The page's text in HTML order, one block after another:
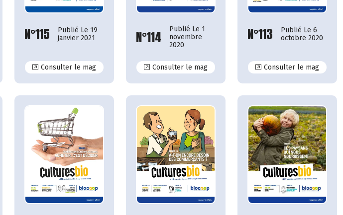
N°115
Publié Le 19
janvier 2021
Consulter le magN°115
N°114
Publié Le 1
novembre
2020
Consulter le magN°114
N°113
Publié Le 6
octobre 2020
Consulter le magN°113